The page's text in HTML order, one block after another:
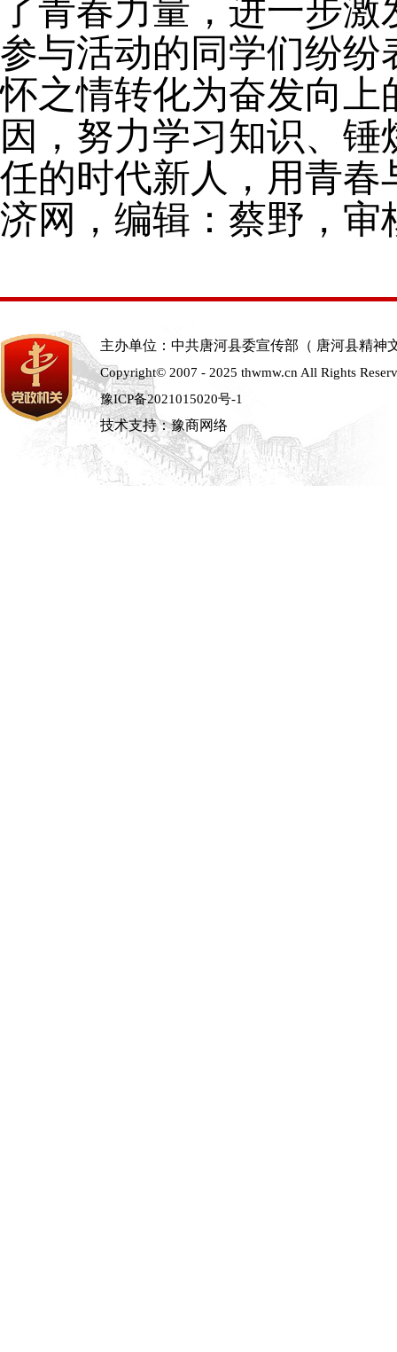
了青春力量，进一步
参与活动的同学们纷
怀之情转化为奋发向
因，努力学习知识、
任的时代新人，用青
济网 ，编辑：蔡野，
主办单位：中共唐河县委宣传部（ 唐河县精神
Copyright© 2007 - 2025 thwmw.cn All Rights
豫ICP备2021015020号-1
技术支持：豫商网络